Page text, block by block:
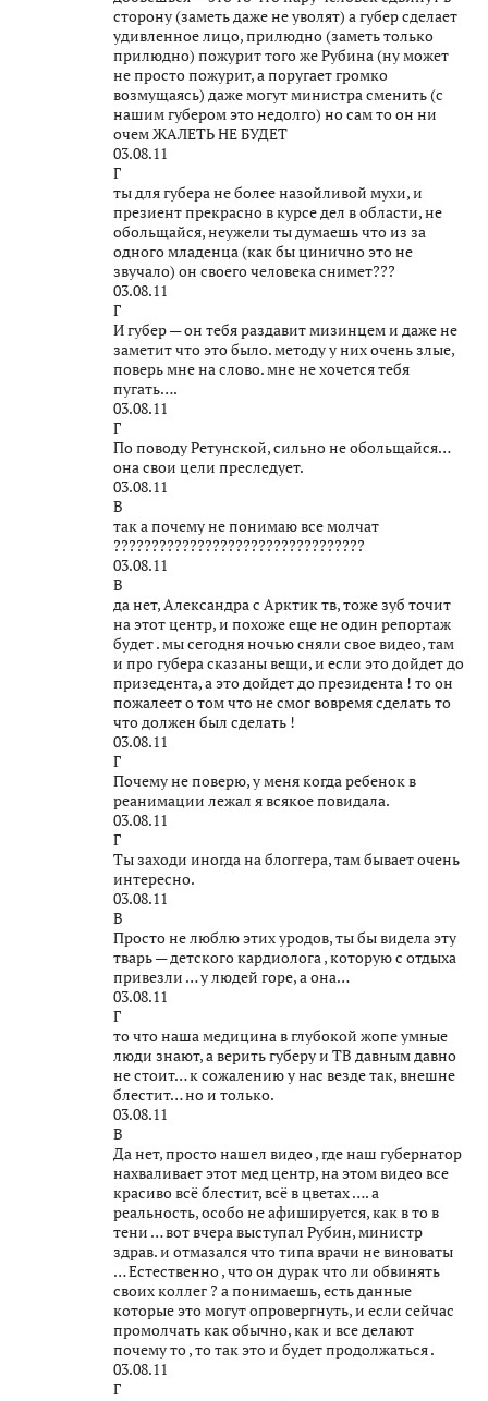
сторону (заметь даже не уволят) а губер сделает
удивленное лицо, прилюдно (заметь только
прилюдно) пожурит того же Рубина (ну может
не просто пожурит, а поругает громко
возмущаясь) даже могут министра сменить (с
нашим губером это недолго) но сам то он ни
очем ЖАЛЕТЬ НЕ БУДЕТ
03.08.11
Г
ты для губера не более назойливой мухи, и
презиент прекрасно в курсе дел в области, не
обольщайся, неужели ты думаешь что из за
одного младенца (как бы цинично это не
звучало) он своего человека снимет???
03.08.11
Г
И губер — он тебя раздавит мизинцем и даже не
заметит что это было. методу у них очень злые,
поверь мне на слово. мне не хочется тебя
пугать….
03.08.11
Г
По поводу Ретунской, сильно не обольщайся…
она свои цели преследует.
03.08.11
В
так а почему не понимаю все молчат
?????????????????????????????????
03.08.11
В
да нет, Александра с Арктик тв, тоже зуб точит
на этот центр, и похоже еще не один репортаж
будет . мы сегодня ночью сняли свое видео, там
и про губера сказаны вещи, и если это дойдет до
призедента, а это дойдет до президента ! то он
пожалеет о том что не смог вовремя сделать то
что должен был сделать !
03.08.11
Г
Почему не поверю, у меня когда ребенок в
реанимации лежал я всякое повидала.
03.08.11
Г
Ты заходи иногда на блоггера, там бывает очень
интересно.
03.08.11
В
Просто не люблю этих уродов, ты бы видела эту
тварь — детского кардиолога , которую с отдыха
привезли … у людей горе, а она…
03.08.11
Г
то что наша медицина в глубокой жопе умные
люди знают, а верить губеру и ТВ давным давно
не стоит… к сожалению у нас везде так, внешне
блестит… но и только.
03.08.11
В
Да нет, просто нашел видео , где наш губернатор
нахваливает этот мед центр, на этом видео все
красиво всё блестит, всё в цветах …. а
реальность, особо не афишируется, как в то в
тени … вот вчера выступал Рубин, министр
здрав. и отмазался что типа врачи не виноваты
… Естественно , что он дурак что ли обвинять
своих коллег ? а понимаешь, есть данные
которые это могут опровергнуть, и если сейчас
промолчать как обычно, как и все делают
почему то , то так это и будет продолжаться .
03.08.11
Г